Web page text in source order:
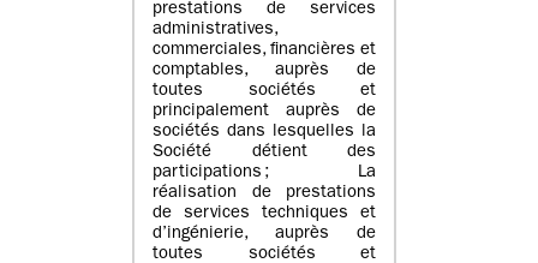
prestations de services
administratives,
commerciales, financières et
comptables, auprès de
toutes sociétés et
principalement auprès de
sociétés dans lesquelles la
Société détient des
participations ; La
réalisation de prestations
de services techniques et
d’ingénierie, auprès de
toutes sociétés et